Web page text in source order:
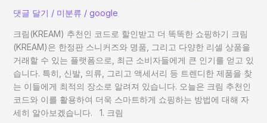
댓글 달기 / 미분류 / google
크림(KREAM) 추천인 코드로 할인받고 더 똑똑한 쇼핑하기 크림
(KREAM)은 한정판 스니커즈와 명품, 그리고 다양한 리셀 상품을
거래할 수 있는 플랫폼으로, 최근 소비자들에게 큰 인기를 얻고 있
습니다. 특히, 신발, 의류, 그리고 액세서리 등 트렌디한 제품을 찾
는 이들에게 최적의 장소로 알려져 있습니다. 오늘은 크림 추천인
코드와 이를 활용하여 더욱 스마트하게 쇼핑하는 방법에 대해 자
세히 알아보겠습니다. 1. 크림
인
코
드
로
할
인
받
는